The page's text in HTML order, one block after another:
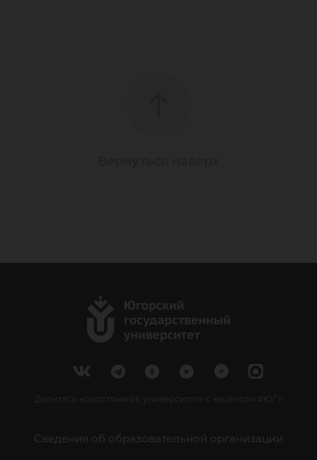
Делитесь новостями об университете с хештегом #ЮГУ
Сведения об образовательной организации